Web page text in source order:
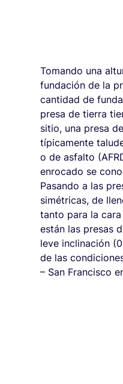
Tomando una
fundación de la
cantidad de
presa de tierra
sitio, una presa
típicamente
o de asfalto
enrocado se
Pasando a las
simétricas, de
tanto para la
están las presas
leve inclinación
de las
– San Francisco